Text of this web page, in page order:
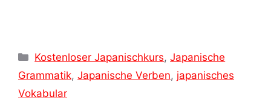
Kategorien
Kostenloser Japanischkurs,Japanische
Grammatik, Japanische Verben, japanisches
Vokabular